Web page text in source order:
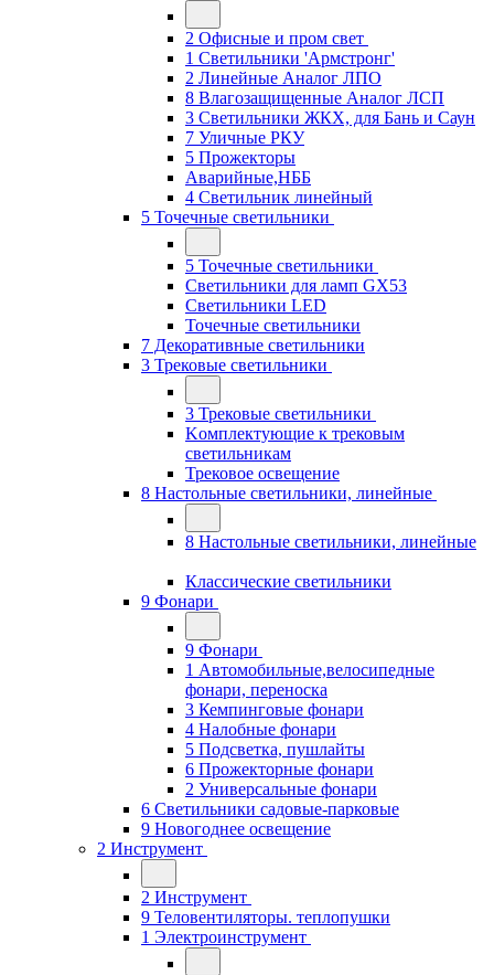
2 Офисные и пром свет
1 Светильники 'Армстронг'
2 Линейные Аналог ЛПО
8 Влагозащищенные Аналог ЛСП
3 Светильники ЖКХ, для Бань и Саун
7 Уличные РКУ
5 Прожекторы
Аварийные,НББ
4 Светильник линейный
5 Точечные светильники
5 Точечные светильники
Светильники для ламп GХ53
Cветильники LED
Точечные светильники
7 Декоративные светильники
3 Трековые светильники
3 Трековые светильники
Kомплектующие к трековым
светильникам
Трековое освещение
8 Настольные светильники, линейные
8 Настольные светильники, линейные
Классические светильники
9 Фонари
9 Фонари
1 Автомобильные,велосипедные
фонари, переноска
3 Кемпинговые фонари
4 Налобные фонари
5 Подсветка, пушлайты
6 Прожекторные фонари
2 Универсальные фонари
6 Светильники садовые-парковые
9 Новогоднее освещение
2 Инструмент
2 Инструмент
9 Теловентиляторы. теплопушки
1 Электроинструмент